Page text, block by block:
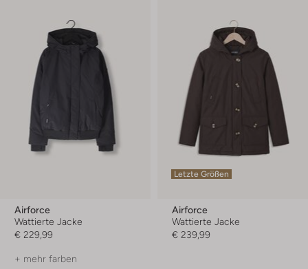
Airforce
Wattierte Jacke
€ 229,99
+ mehr farben
Letzte Größen
Airforce
Wattierte Jacke
€ 239,99